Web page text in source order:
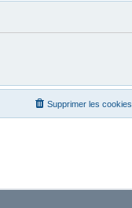
Supprimer les cookies